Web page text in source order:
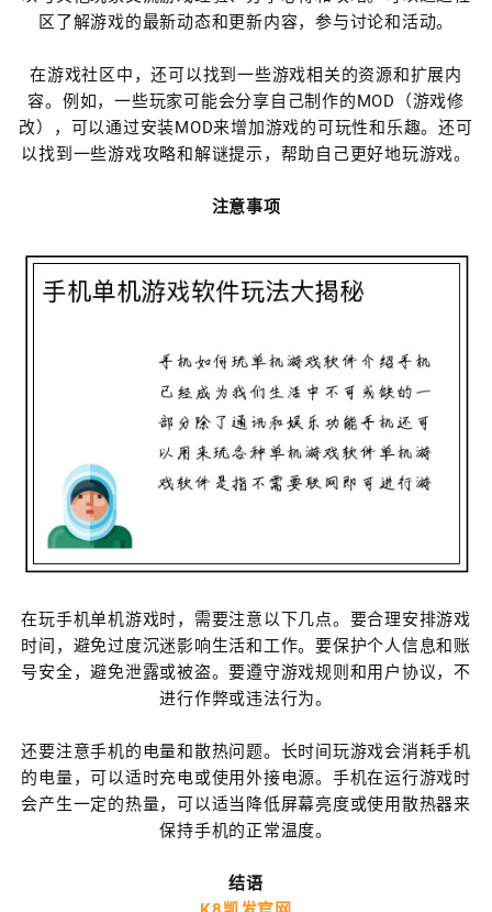
区了解游戏的最新动态和更新内容，参与讨论和活动。
在游戏社区中，还可以找到一些游戏相关的资源和扩展内
容。例如，一些玩家可能会分享自己制作的MOD（游戏修
改），可以通过安装MOD来增加游戏的可玩性和乐趣。还可
以找到一些游戏攻略和解谜提示，帮助自己更好地玩游戏。
注意事项
在玩手机单机游戏时，需要注意以下几点。要合理安排游戏
时间，避免过度沉迷影响生活和工作。要保护个人信息和账
号安全，避免泄露或被盗。要遵守游戏规则和用户协议，不
进行作弊或违法行为。
还要注意手机的电量和散热问题。长时间玩游戏会消耗手机
的电量，可以适时充电或使用外接电源。手机在运行游戏时
会产生一定的热量，可以适当降低屏幕亮度或使用散热器来
保持手机的正常温度。
结语